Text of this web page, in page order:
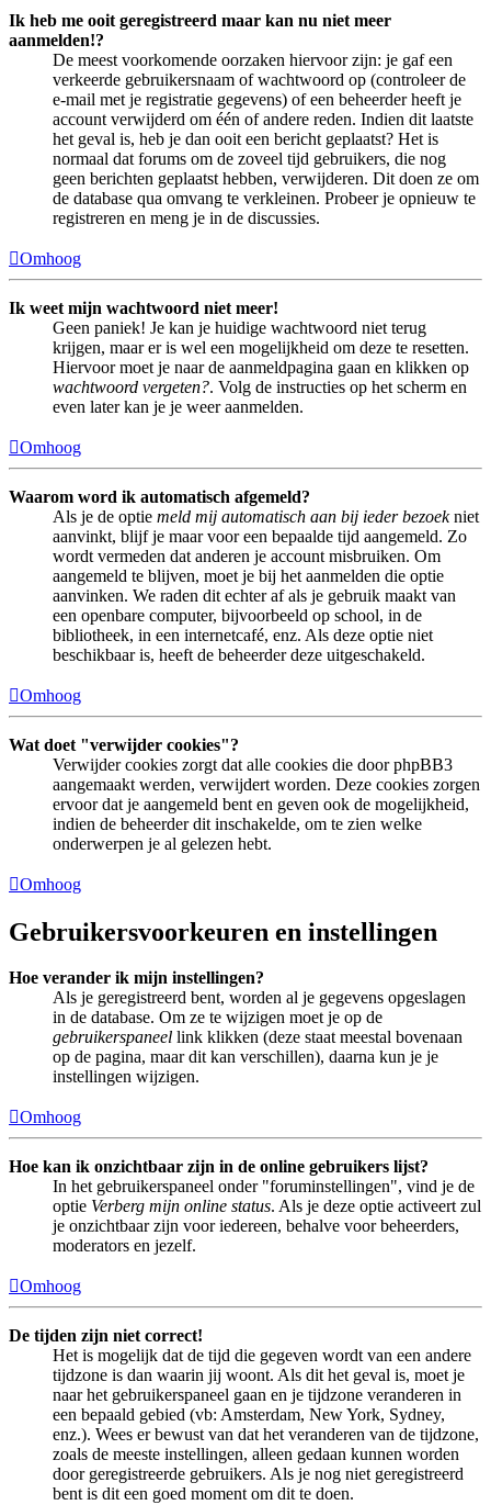
Ik heb me ooit geregistreerd maar kan nu niet meer
aanmelden!?
De meest voorkomende oorzaken hiervoor zijn: je gaf een
verkeerde gebruikersnaam of wachtwoord op (controleer de
e-mail met je registratie gegevens) of een beheerder heeft je
account verwijderd om één of andere reden. Indien dit laatste
het geval is, heb je dan ooit een bericht geplaatst? Het is
normaal dat forums om de zoveel tijd gebruikers, die nog
geen berichten geplaatst hebben, verwijderen. Dit doen ze om
de database qua omvang te verkleinen. Probeer je opnieuw te
registreren en meng je in de discussies.
Omhoog
Ik weet mijn wachtwoord niet meer!
Geen paniek! Je kan je huidige wachtwoord niet terug
krijgen, maar er is wel een mogelijkheid om deze te resetten.
Hiervoor moet je naar de aanmeldpagina gaan en klikken op
wachtwoord vergeten?. Volg de instructies op het scherm en
even later kan je je weer aanmelden.
Omhoog
Waarom word ik automatisch afgemeld?
Als je de optie meld mij automatisch aan bij ieder bezoekniet
aanvinkt, blijf je maar voor een bepaalde tijd aangemeld. Zo
wordt vermeden dat anderen je account misbruiken. Om
aangemeld te blijven, moet je bij het aanmelden die optie
aanvinken. We raden dit echter af als je gebruik maakt van
een openbare computer, bijvoorbeeld op school, in de
bibliotheek, in een internetcafé, enz. Als deze optie niet
beschikbaar is, heeft de beheerder deze uitgeschakeld.
Omhoog
Wat doet "verwijder cookies"?
Verwijder cookies zorgt dat alle cookies die door phpBB3
aangemaakt werden, verwijdert worden. Deze cookies zorgen
ervoor dat je aangemeld bent en geven ook de mogelijkheid,
indien de beheerder dit inschakelde, om te zien welke
onderwerpen je al gelezen hebt.
Omhoog
Gebruikersvoorkeuren en instellingen
Hoe verander ik mijn instellingen?
Als je geregistreerd bent, worden al je gegevens opgeslagen
in de database. Om ze te wijzigen moet je op de
gebruikerspaneel link klikken (deze staat meestal bovenaan
op de pagina, maar dit kan verschillen), daarna kun je je
instellingen wijzigen.
Omhoog
Hoe kan ik onzichtbaar zijn in de online gebruikers lijst?
In het gebruikerspaneel onder "foruminstellingen", vind je de
optie Verberg mijn online status. Als je deze optie activeert zul
je onzichtbaar zijn voor iedereen, behalve voor beheerders,
moderators en jezelf.
Omhoog
De tijden zijn niet correct!
Het is mogelijk dat de tijd die gegeven wordt van een andere
tijdzone is dan waarin jij woont. Als dit het geval is, moet je
naar het gebruikerspaneel gaan en je tijdzone veranderen in
een bepaald gebied (vb: Amsterdam, New York, Sydney,
enz.). Wees er bewust van dat het veranderen van de tijdzone,
zoals de meeste instellingen, alleen gedaan kunnen worden
door geregistreerde gebruikers. Als je nog niet geregistreerd
bent is dit een goed moment om dit te doen.